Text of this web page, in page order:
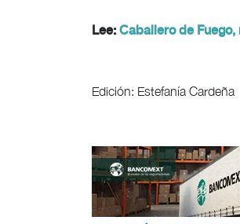
Lee: Caballero de
Edición: Estefanía Cardeña